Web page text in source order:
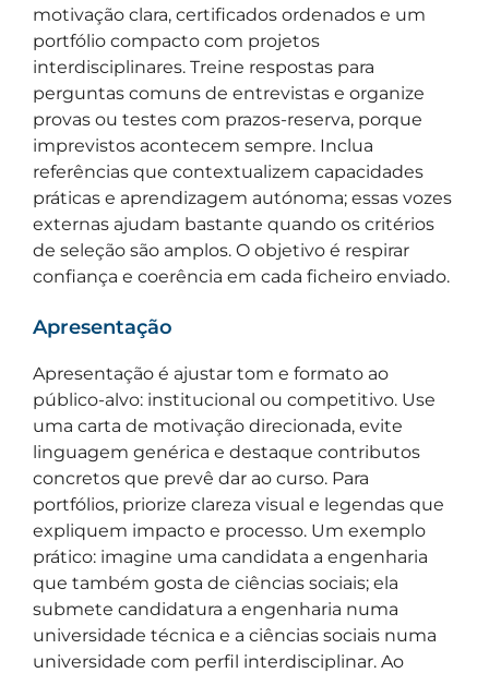
motivação clara, certificados ordenados e um
portfólio compacto com projetos
interdisciplinares. Treine respostas para
perguntas comuns de entrevistas e organize
provas ou testes com prazos-reserva, porque
imprevistos acontecem sempre. Inclua
referências que contextualizem capacidades
práticas e aprendizagem autónoma; essas vozes
externas ajudam bastante quando os critérios
de seleção são amplos. O objetivo é respirar
confiança e coerência em cada ficheiro enviado.
Apresentação
Apresentação é ajustar tom e formato ao
público-alvo: institucional ou competitivo. Use
uma carta de motivação direcionada, evite
linguagem genérica e destaque contributos
concretos que prevê dar ao curso. Para
portfólios, priorize clareza visual e legendas que
expliquem impacto e processo. Um exemplo
prático: imagine uma candidata a engenharia
que também gosta de ciências sociais; ela
submete candidatura a engenharia numa
universidade técnica e a ciências sociais numa
universidade com perfil interdisciplinar. Ao